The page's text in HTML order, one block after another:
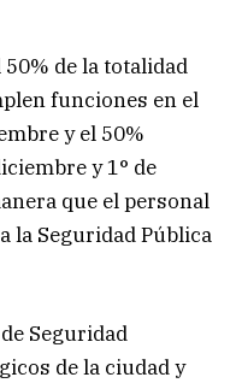
de la totalidad
funciones en el
y el 50%
y 1° de
que el personal
la Seguridad Pública
Seguridad
de la ciudad y